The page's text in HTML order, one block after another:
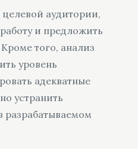
аудитории,
и предложить
того, анализ
уровень
адекватные
устранить
разрабатываемом